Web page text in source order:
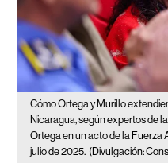
Cómo Ortega y Murillo
Nicaragua, según expertos de
Ortega en un acto de la Fuerza
julio de 2025. (Divulgación: